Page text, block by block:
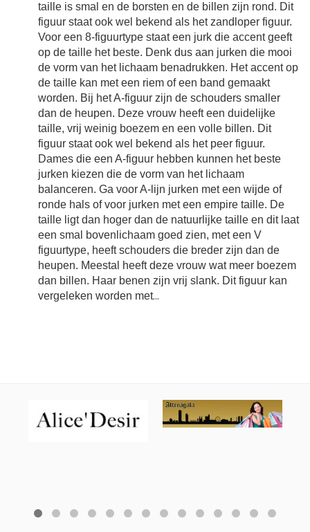
taille is smal en de borsten en de billen zijn rond. Dit
figuur staat ook wel bekend als het zandloper figuur.
Voor een 8-figuurtype staat een jurk die accent geeft
op de taille het beste. Denk dus aan jurken die mooi
de vorm van het lichaam benadrukken. Het accent op
de taille kan met een riem of een band gemaakt
worden. Bij het A-figuur zijn de schouders smaller
dan de heupen. Deze vrouw heeft een duidelijke
taille, vrij weinig boezem en een volle billen. Dit
figuur staat ook wel bekend als het peer figuur.
Dames die een A-figuur hebben kunnen het beste
jurken kiezen die de vorm van het lichaam
balanceren. Ga voor A-lijn jurken met een wijde of
ronde hals of voor jurken met een empire taille. De
taille ligt dan hoger dan de natuurlijke taille en dit laat
een smal bovenlichaam goed zien, met een V
figuurtype, heeft schouders die breder zijn dan de
heupen. Meestal heeft deze vrouw wat meer boezem
dan billen. Haar benen zijn vrij slank. Dit figuur kan
vergeleken worden met...